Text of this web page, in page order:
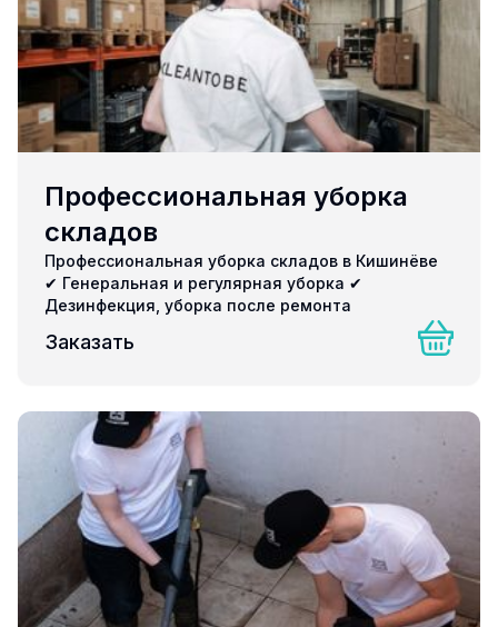
Профессиональная уборка
складов
Профессиональная уборка складов в Кишинёве
✔ Генеральная и регулярная уборка ✔
Дезинфекция, уборка после ремонта
Заказать